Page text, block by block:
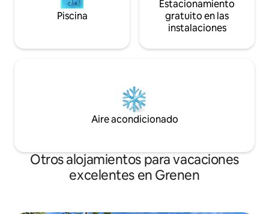
Piscina
Estacionamiento
gratuito en las
instalaciones
Aire acondicionado
Otros alojamientos para vacaciones
excelentes en Grenen